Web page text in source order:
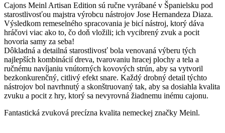
Cajons Meinl Artisan Edition sú ručne vyrábané v Španielsku pod
starostlivosťou majstra výrobcu nástrojov Jose Hernandeza Diaza.
Výsledkom remeselného spracovania je bicí nástroj, ktorý dáva
hráčovi viac ako to, čo doň vložili; ich vycibrený zvuk a pocit
hovoria samy za seba!
Dôkladná a detailná starostlivosť bola venovaná výberu tých
najlepších kombinácií dreva, tvarovaniu hracej plochy a tela a
ručnému navíjaniu vnútorných kovových strún, aby sa vytvoril
bezkonkurenčný, citlivý efekt snare. Každý drobný detail týchto
nástrojov bol navrhnutý a skonštruovaný tak, aby sa dosiahla kvalita
zvuku a pocit z hry, ktorý sa nevyrovná žiadnemu inému cajonu.
Fantastická zvuková precízna kvalita nemeckej značky Meinl.